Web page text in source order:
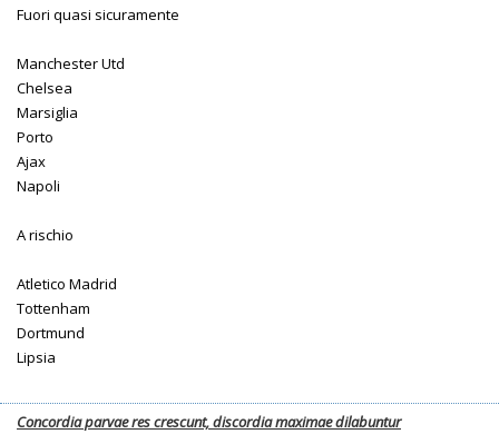
Fuori quasi sicuramente
Manchester Utd
Chelsea
Marsiglia
Porto
Ajax
Napoli
A rischio
Atletico Madrid
Tottenham
Dortmund
Lipsia
Concordia parvae res crescunt, discordia maximae dilabuntur